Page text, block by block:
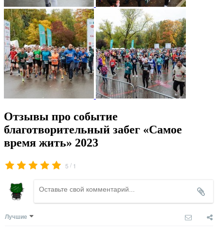
Отзывы про событие
благотворительный забег «Самое
время жить» 2023
5 / 1
Лучшие